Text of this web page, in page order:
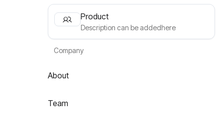
Product
Description can be addedhere
Company
About
Team